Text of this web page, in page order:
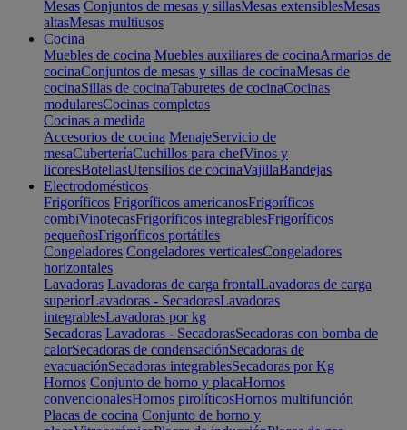
Mesas Conjuntos de mesas y sillasMesas extensiblesMesas
altasMesas multiusos
Cocina
Muebles de cocina Muebles auxiliares de cocinaArmarios de
cocinaConjuntos de mesas y sillas de cocinaMesas de
cocinaSillas de cocinaTaburetes de cocinaCocinas
modularesCocinas completas
Cocinas a medida
Accesorios de cocina MenajeServicio de
mesaCuberteríaCuchillos para chefVinos y
licoresBotellasUtensilios de cocinaVajillaBandejas
Electrodomésticos
Frigoríficos Frigoríficos americanosFrigoríficos
combiVinotecasFrigoríficos integrablesFrigoríficos
pequeñosFrigoríficos portátiles
Congeladores Congeladores verticalesCongeladores
horizontales
Lavadoras Lavadoras de carga frontalLavadoras de carga
superiorLavadoras - SecadorasLavadoras
integrablesLavadoras por kg
Secadoras Lavadoras - SecadorasSecadoras con bomba de
calorSecadoras de condensaciónSecadoras de
evacuaciónSecadoras integrablesSecadoras por Kg
Hornos Conjunto de horno y placaHornos
convencionalesHornos pirolíticosHornos multifunción
Placas de cocina Conjunto de horno y